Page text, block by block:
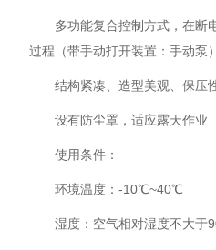
多功能复合控制方式，在断
过程（带手动打开装置：手动泵）
结构紧凑、造型美观、保压
设有防尘罩，适应露天作业
使用条件：
环境温度：-10℃~40℃
湿度：空气相对湿度不大于